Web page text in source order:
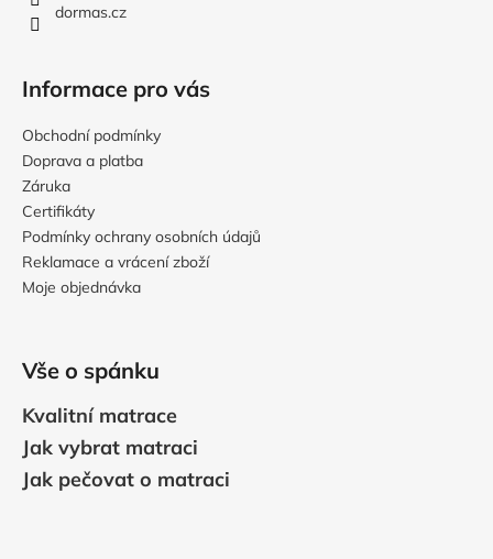
dormas.cz
Informace pro vás
Obchodní podmínky
Doprava a platba
Záruka
Certifikáty
Podmínky ochrany osobních údajů
Reklamace a vrácení zboží
Moje objednávka
Vše o spánku
Kvalitní matrace
Jak vybrat matraci
Jak pečovat o matraci